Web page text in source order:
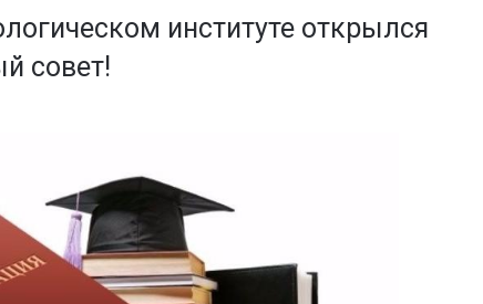
институте открылся
совет!